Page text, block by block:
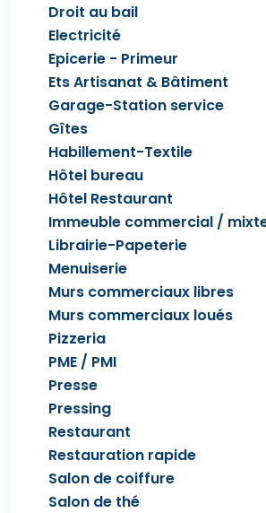
Droit au bail
Electricité
Epicerie - Primeur
Ets Artisanat & Bâtiment
Garage-Station service
Gîtes
Habillement-Textile
Hôtel bureau
Hôtel Restaurant
Immeuble commercial /
Librairie-Papeterie
Menuiserie
Murs commerciaux libres
Murs commerciaux loués
Pizzeria
PME / PMI
Presse
Pressing
Restaurant
Restauration rapide
Salon de coiffure
Salon de thé